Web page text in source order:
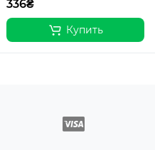
336₴
Купить